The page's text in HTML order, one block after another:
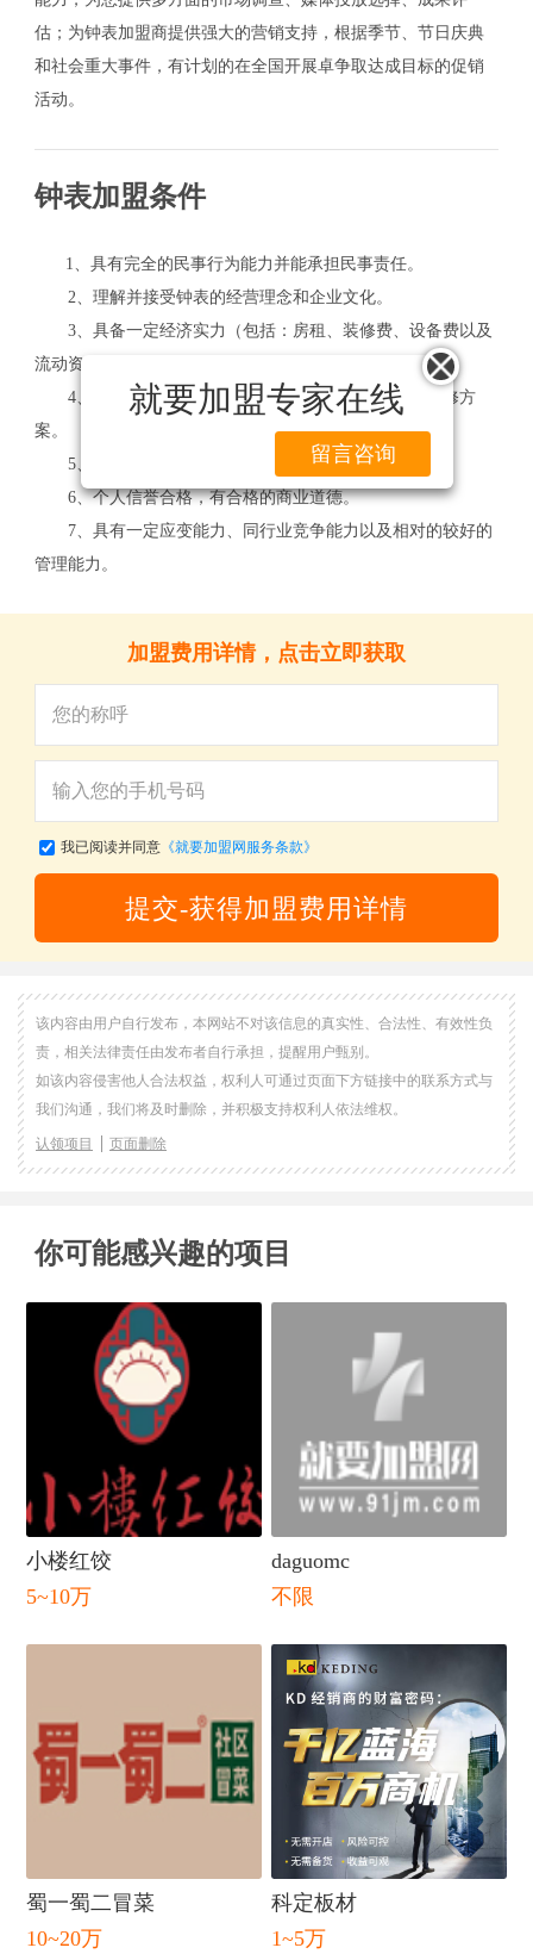
关
就要加盟专家在线
留言咨询
估；为钟表加盟商提供强大的营销支持，根据季节、节日庆典
和社会重大事件，有计划的在全国开展卓争取达成目标的促销
活动。
钟表加盟条件
1、具有完全的民事行为能力并能承担民事责任。
2、理解并接受钟表的经营理念和企业文化。
3、具备一定经济实力（包括：房租、装修费、设备费以及
流动资金等等）。
4、合理的店铺选址，经公司实地考察确定后统一装修方
案。
5、无条件的执行公司总部所制定的政策。
6、个人信誉合格，有合格的商业道德。
7、具有一定应变能力、同行业竞争能力以及相对的较好的
管理能力。
加盟费用详情，点击立即获取
我已阅读并同意《就要加盟网服务条款》
提交-获得加盟费用详情
该内容由用户自行发布，本网站不对该信息的真实性、合法性、有效性负
责，相关法律责任由发布者自行承担，提醒用户甄别。
如该内容侵害他人合法权益，权利人可通过页面下方链接中的联系方式与
我们沟通，我们将及时删除，并积极支持权利人依法维权。
认领项目 页面删除
你可能感兴趣的项目
小楼红饺
5~10万
daguomc
不限
蜀一蜀二冒菜
10~20万
科定板材
1~5万